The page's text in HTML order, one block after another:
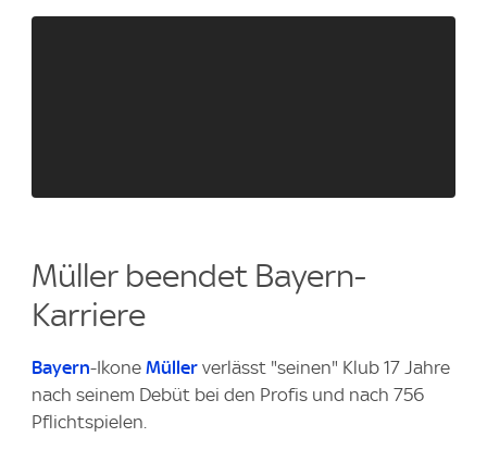
Müller beendet Bayern-
Karriere
Bayern-Ikone Müller verlässt "seinen" Klub 17 Jahre
nach seinem Debüt bei den Profis und nach 756
Pflichtspielen.